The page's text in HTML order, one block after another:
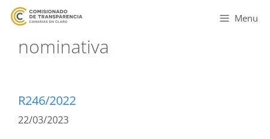
Menu
nominativa
R246/2022
22/03/2023